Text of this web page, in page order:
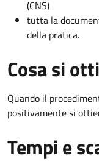
(CNS)
tutta la
della pratica.
Cosa si
Quando il
positivamente si
Tempi e